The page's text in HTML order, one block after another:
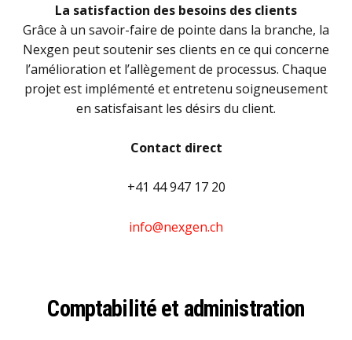
La satisfaction des besoins des clients
Grâce à un savoir-faire de pointe dans la branche, la
Nexgen peut soutenir ses clients en ce qui concerne
l’amélioration et l’allègement de processus. Chaque
projet est implémenté et entretenu soigneusement
en satisfaisant les désirs du client.
Contact direct
+41 44 947 17 20
info@nexgen.ch
Comptabilité et administration